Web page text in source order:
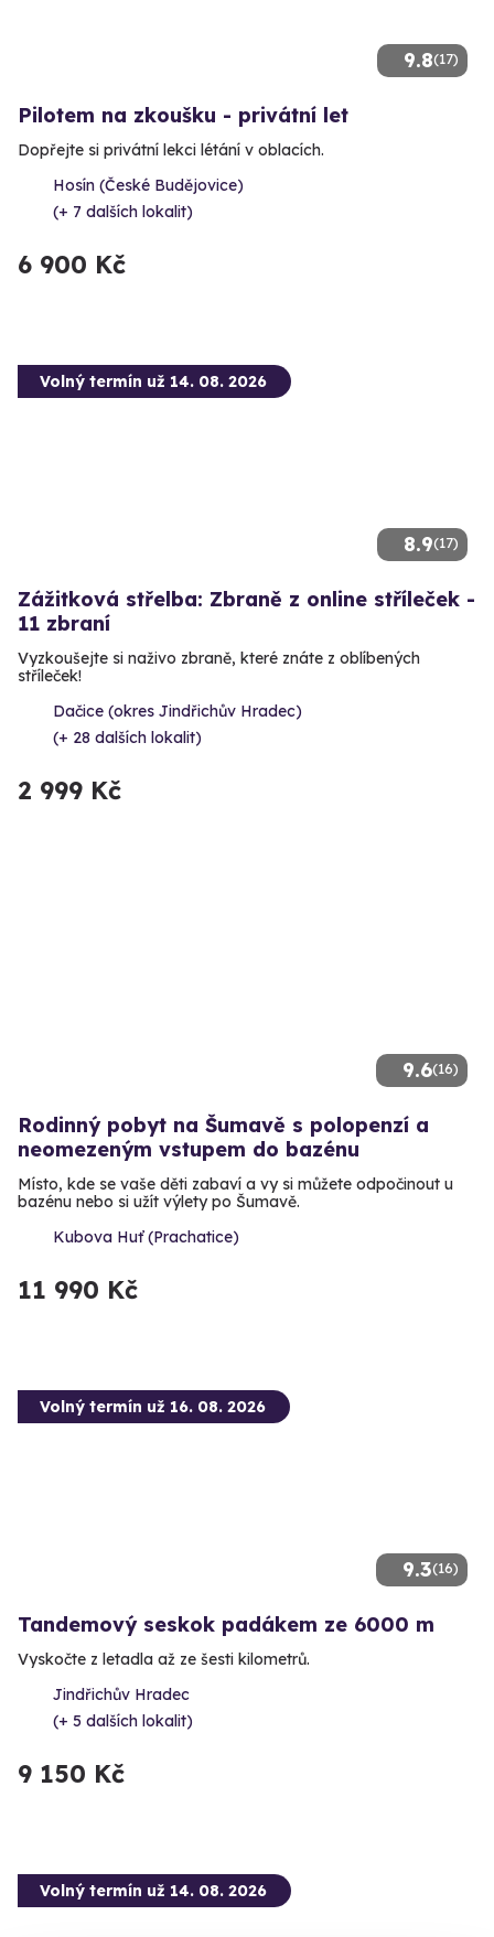
9.8(17)
Pilotem na zkoušku - privátní let
Dopřejte si privátní lekci létání v oblacích.
Hosín (České Budějovice)
(+ 7 dalších lokalit)
6 900 Kč
8.9(17)
Volný termín už 14. 08. 2026
Zážitková střelba: Zbraně z online stříleček -
11 zbraní
Vyzkoušejte si naživo zbraně, které znáte z oblíbených
stříleček!
Dačice (okres Jindřichův Hradec)
(+ 28 dalších lokalit)
2 999 Kč
9.6(16)
Rodinný pobyt na Šumavě s polopenzí a
neomezeným vstupem do bazénu
Místo, kde se vaše děti zabaví a vy si můžete odpočinout u
bazénu nebo si užít výlety po Šumavě.
Kubova Huť (Prachatice)
11 990 Kč
9.3(16)
Volný termín už 16. 08. 2026
Tandemový seskok padákem ze 6000 m
Vyskočte z letadla až ze šesti kilometrů.
Jindřichův Hradec
(+ 5 dalších lokalit)
9 150 Kč
Volný termín už 14. 08. 2026